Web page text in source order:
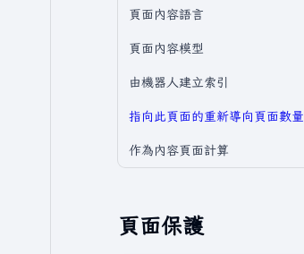
頁面內容語言
頁面內容模型
由機器人建立索引
指向此頁面的重新導向頁面數量
作為內容頁面計算
頁面保護